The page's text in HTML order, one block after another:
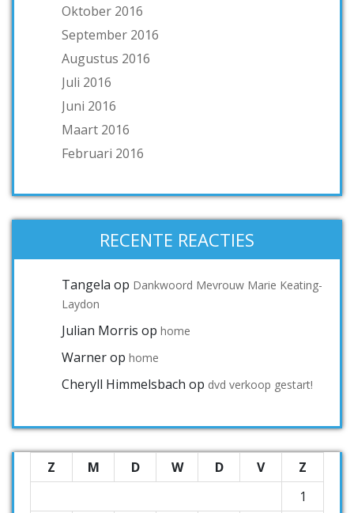
Oktober 2016
September 2016
Augustus 2016
Juli 2016
Juni 2016
Maart 2016
Februari 2016
RECENTE REACTIES
Tangela op Dankwoord Mevrouw Marie Keating-
Laydon
Julian Morris op home
Warnerop home
Cheryll Himmelsbach op dvd verkoop gestart!
Z M D W D V
Z
1